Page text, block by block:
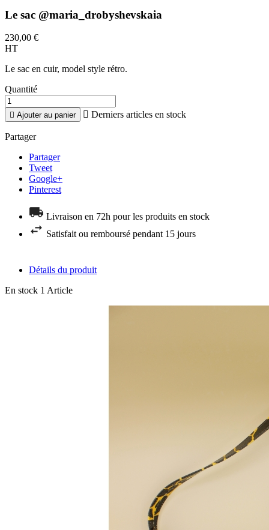
Le sac @maria_drobyshevskaia
230,00 €
HT
Le sac en cuir, model style rétro.
Quantité
 Ajouter au panier  Derniers articles en stock
Partager
Partager
Tweet
Google+
Pinterest
Livraison en 72h pour les produits en stock
Satisfait ou remboursé pendant 15 jours
Détails du produit
En stock 1 Article